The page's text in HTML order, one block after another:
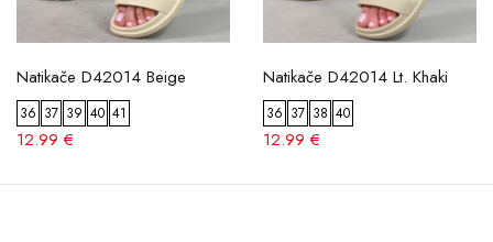
Natikače D42014 Beige
36 37 39 40 41
12.99 €
Natikače D42014 Lt. Khaki
36 37 38 40
12.99 €